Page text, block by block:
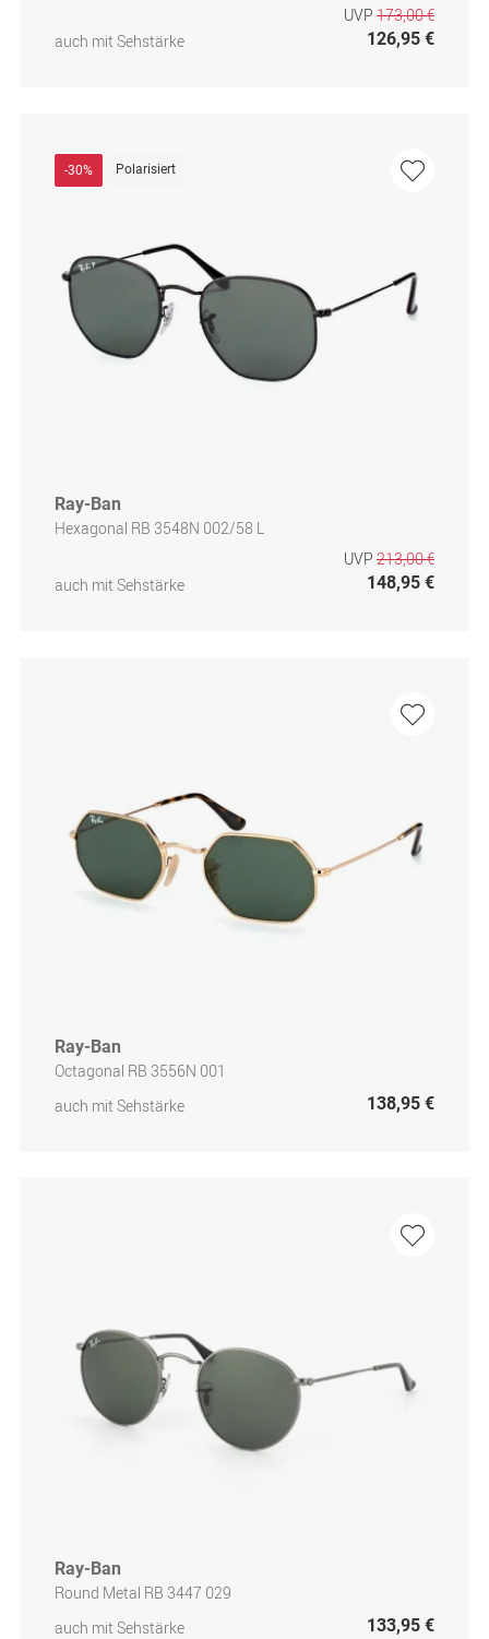
auch mit Sehstärke
UVP 173,00 €
126,95 €
-30% Polarisiert
Ray-Ban
Hexagonal RB 3548N 002/58 L
auch mit Sehstärke
UVP 213,00 €
148,95 €
Ray-Ban
Octagonal RB 3556N 001
auch mit Sehstärke
138,95 €
Ray-Ban
Round Metal RB 3447 029
auch mit Sehstärke
133,95 €